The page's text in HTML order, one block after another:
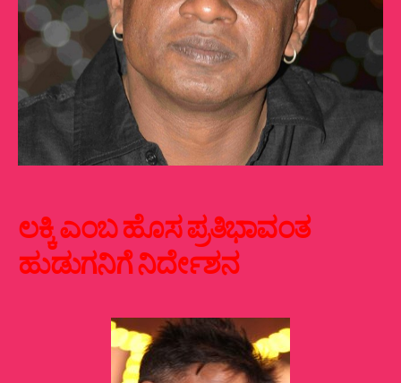
ಲಕ್ಕಿ ಎಂಬ ಹೊಸ ಪ್ರತಿಭಾವಂತ
ಹುಡುಗನಿಗೆ ನಿರ್ದೇಶನ